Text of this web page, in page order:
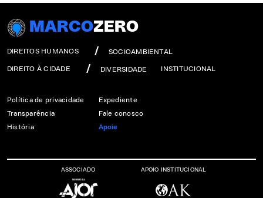
MARCOZERO
DIREITOS HUMANOS SOCIOAMBIENTAL
DIREITO À CIDADE DIVERSIDADE INSTITUCIONAL
Política de privacidade
Transparência
História
Expediente
Fale conosco
Apoie
ASSOCIADO APOIO INSTITUCIONAL